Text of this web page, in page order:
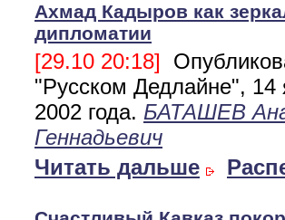
Ахмад Кадыров как
дипломатии
[29.10 20:18]
"Русском Дедлайне", 14
2002 года. БАТАШЕВ
Геннадьевич
Читать дальше